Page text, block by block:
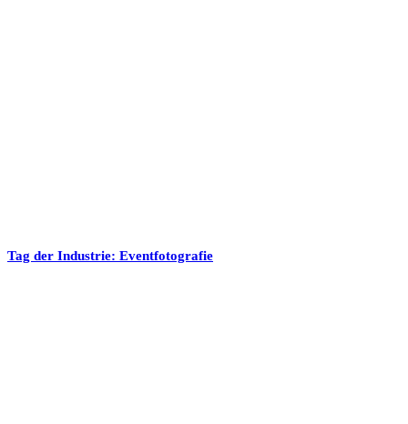
Tag der Industrie: Eventfotografie